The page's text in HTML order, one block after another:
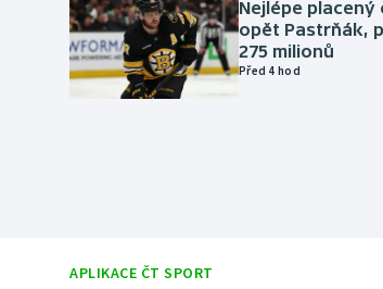
Nejlépe
opět Pastrňák,
275 milionů
Před 4 hod
APLIKACE ČT SPORT